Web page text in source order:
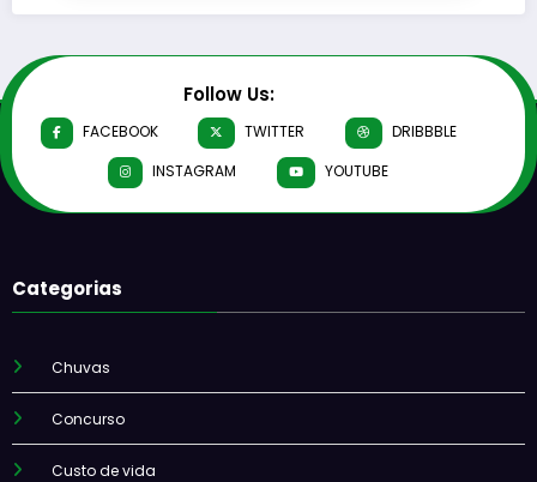
Follow Us:
FACEBOOK TWITTER
DRIBBBLE
INSTAGRAM
YOUTUBE
Categorias
Chuvas
Concurso
Custo de vida